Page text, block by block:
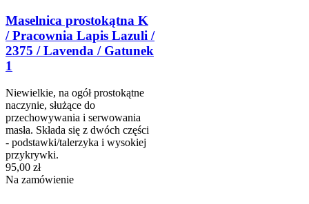
Maselnica prostokątna K
/ Pracownia Lapis Lazuli /
2375 / Lavenda / Gatunek
1
Niewielkie, na ogół prostokątne
naczynie, służące do
przechowywania i serwowania
masła. Składa się z dwóch części
- podstawki/talerzyka i wysokiej
przykrywki.
95,00 zł
Na zamówienie